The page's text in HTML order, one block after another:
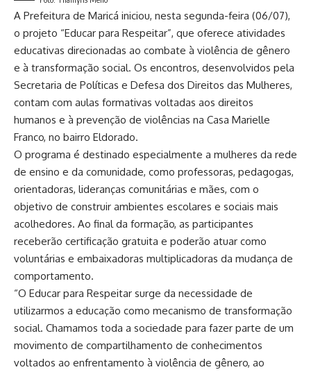
A Prefeitura de Maricá iniciou, nesta segunda-feira (06/07),
o projeto “Educar para Respeitar”, que oferece atividades
educativas direcionadas ao combate à violência de gênero
e à transformação social. Os encontros, desenvolvidos pela
Secretaria de Políticas e Defesa dos Direitos das Mulheres,
contam com aulas formativas voltadas aos direitos
humanos e à prevenção de violências na Casa Marielle
Franco, no bairro Eldorado.
O programa é destinado especialmente a mulheres da rede
de ensino e da comunidade, como professoras, pedagogas,
orientadoras, lideranças comunitárias e mães, com o
objetivo de construir ambientes escolares e sociais mais
acolhedores. Ao final da formação, as participantes
receberão certificação gratuita e poderão atuar como
voluntárias e embaixadoras multiplicadoras da mudança de
comportamento.
“O Educar para Respeitar surge da necessidade de
utilizarmos a educação como mecanismo de transformação
social. Chamamos toda a sociedade para fazer parte de um
movimento de compartilhamento de conhecimentos
voltados ao enfrentamento à violência de gênero, ao